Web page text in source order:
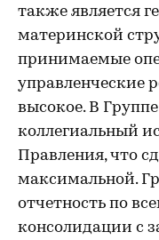
также является
материнской
принимаемые
управленческие
высокое. В
коллегиальный
Правления, что
максимальной.
отчетность по
консолидации с